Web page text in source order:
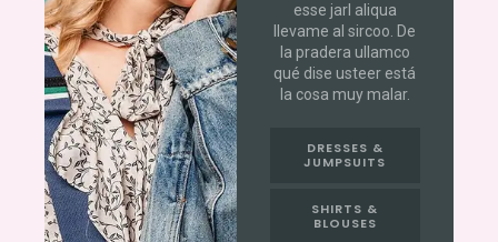
esse jarl aliqua
llevame al sircoo. De
la pradera ullamco
qué dise usteer está
la cosa muy malar.
DRESSES &
JUMPSUITS
SHIRTS &
BLOUSES